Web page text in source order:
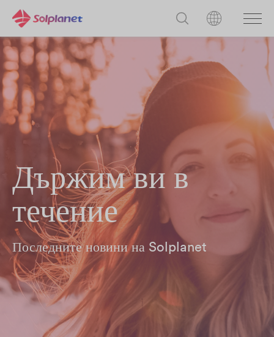
Държим ви в
течение
Последните новини на Solplanet